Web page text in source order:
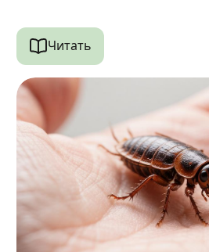
Читать